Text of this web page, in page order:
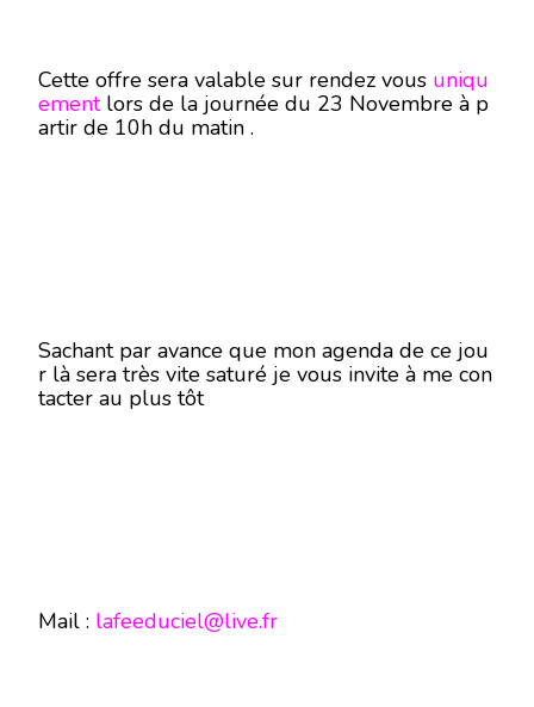
Cette offre sera valable sur rendez vous uniqu
ementlors de la journée du 23 Novembre à p
artir de 10h du matin .
Sachant par avance que mon agenda de ce jou
r là sera très vite saturé je vous invite à me con
tacter au plus tôt
Mail : lafeeduciel@live.fr